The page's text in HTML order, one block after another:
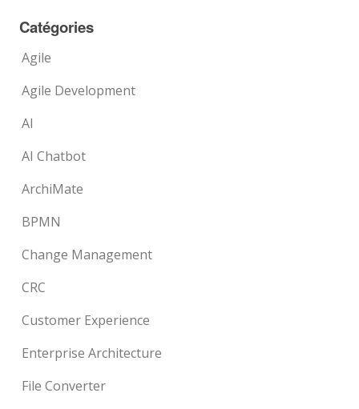
Catégories
Agile
Agile Development
AI
AI Chatbot
ArchiMate
BPMN
Change Management
CRC
Customer Experience
Enterprise Architecture
File Converter